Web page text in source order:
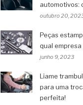
automotivos:
outubro 20,
Peças
qual
junho 9, 2023
Liame
para uma
perfeita!